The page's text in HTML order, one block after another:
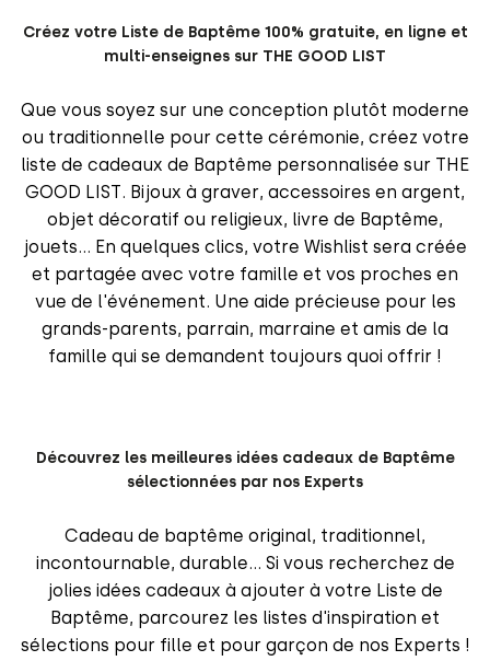
Créez votre Liste de Baptême 100% gratuite, en ligne et
multi-enseignes sur THE GOOD LIST
Que vous soyez sur une conception plutôt moderne
ou traditionnelle pour cette cérémonie, créez votre
liste de cadeaux de Baptême personnalisée sur THE
GOOD LIST. Bijoux à graver, accessoires en argent,
objet décoratif ou religieux, livre de Baptême,
jouets… En quelques clics, votre Wishlist sera créée
et partagée avec votre famille et vos proches en
vue de l'événement. Une aide précieuse pour les
grands-parents, parrain, marraine et amis de la
famille qui se demandent toujours quoi offrir !
Découvrez les meilleures idées cadeaux de Baptême
sélectionnées par nos Experts
Cadeau de baptême original, traditionnel,
incontournable, durable... Si vous recherchez de
jolies idées cadeaux à ajouter à votre Liste de
Baptême, parcourez les listes d'inspiration et
sélections pour fille et pour garçon de nos Experts !